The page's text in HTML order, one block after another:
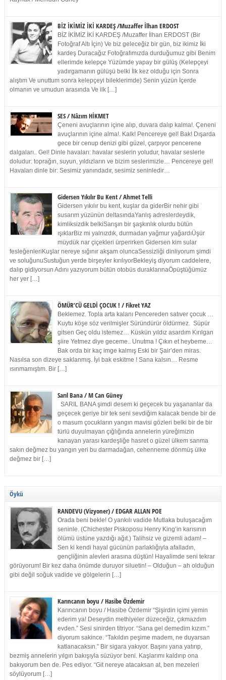
BİZ İKİMİZ İKİ KARDEŞ /Muzaffer İlhan ERDOST
BİZ İKİMİZ İKİ KARDEŞ /Muzaffer İlhan ERDOST (Bir
Fotoğraf Altı İçin) Ve biz geleceğiz bir gün, biz ikimiz İki
kardeş Duracağız Fotoğrafımızda durduğumuz gibi Benim
ellerimde kelepçe Yüzümde yapay bir gülüş (Kelepçeyi
yadırgamanın gülüşü belki İlk kez olduğu için Sonra
alıştım Ve unuttum sonra kelepçeyi bileklerimde) Senin yüzün İçerde
olmanın ve umudun arasında Ve ilk […]
SES / Nâzım HİKMET
Çeneni avuçlarının içine alıp, duvara dalıp kalma!. Çeneni
avuçlarının içine alma!. Kalk! Pencereye gel! Bak! Dışarda
gece bir cenup denizi gibi güzel, çarpıyor pencerene
dalgaları.. Gel! Dinle havaları: havalar seslerin yoludur, havalar seslerle
doludur: toprağın, suyun, yıldızların ve bizim seslerimizle… Pencereye gel!
Havaları dinle bir: Sesimiz yanındadır, sesimiz seninledir…
Gidersen Yıkılır Bu Kent / Ahmet Telli
Gidersen yıkılır bu kent, kuşlar da giderBir nehir gibi
susarım yüzünün deltasındaYanlış adreslerdeydik,
kimliksizdik belkiSarışın bir şaşkınlık olurdu bütün
ışıklarBiz mi yalnızdık, durmadan yağmur yağardıÜşür
müydük nar çiçekleri ürperirken Gidersen kim sular
fesleğenleriKuşlar nereye sığınır akşam oluncaSessizliği dinliyorum şimdi
ve soluğunuSustuğun yerde birşeyler kırılıyorBekleyiş diyorum caddelere,
dalıp gidiyorsun Adını yazıyorum bütün otobüs duraklarınaÖpüştüğümüz
her yer […]
ÖMÜR’CÜ GELDİ ÇOCUK ! / Fikret YAZ
Beklemez. Topla arta kalanı Pencereden satıver çocuk …
Kuytu köşe söz verilmişler Süründürür öldürmez. Süpür
gitsen Geç oldu istemez… Küskün yıldız asardım Kırılgan
şiire Yetmez diye geceme.. Unutma ! Çıkın et heybeme…
Bak orda bir kaç imge kalmış Eski bir Şair’den miras.
Nasılsa son dizeye saklanmış. İyi bak eskitme ! Sana kalsın… Resme
ısınmamıştım. Bir […]
Sarıl Bana / M Can Güney
SARIL BANA şimdi desem ki geçecek bu yaşananlar da
geçecek geriye bir tek seni sevdiğim kalacak bende bir de
o masum çocukların yangın mavisi gözleri belki bir de bir
türlü duyulmayan çığlığında annelerin yüreğimizin
kanayan yarası kardeşliğe hasret o güzel ülkem sanma
sakın değmez bu yangın yeri bu darmadağan, cehenneme dönmüş ülke
değmez bir […]
Öykü
RANDEVU (Vizyoner) / EDGAR ALLAN POE
Orada beni bekle! O yankılı vadide Mutlaka buluşacağım
seninle. (Chichester Piskoposu Henry King’in karısının
ölümü üstüne yazdığı ağıt.) Talihsiz ve gizemli adam! –
Sen ki kendi hayal gücünün parlaklığıyla afalladın,
gençliğinin alevleri arasına düştün! Hayalimde seni tekrar
görüyorum! Bir kez daha önümde duruyor siluetin! – Olduğun – ah olduğun
gibi değil soğuk vadide ve gölgelerin […]
Karıncanın boyu / Hasibe Özdemir
Karıncanın boyu / Hasibe Özdemir “Şişirdin içimi yemin
ederim ya! Deseydin methiyeler düzeceğiz, çıkmazdım
evden.” Sesi sinirden titriyor. “Sana gel demedim kızım.”
diyorum sakince. “Takıldın peşime madem, ne duyarsan
katlanacaksın.” Bir sigara yakıyor. Başını yana yatırıp,
bezmiş annelerin yılgın bakışıyla süzüyor beni. Kaşlarımı kaldırıp ona
bakıyorum ben de. Pes ediyor. “Git nereye atacaksan at, ben mezeleri
söylüyorum […]